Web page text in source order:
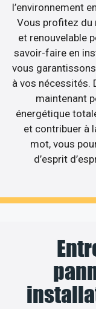
l’environnement
Vous profitez du
et renouvelable
savoir-faire en
vous
à vos nécessités.
maintenant
énergétique
et contribuer à
mot, vous
d’esprit